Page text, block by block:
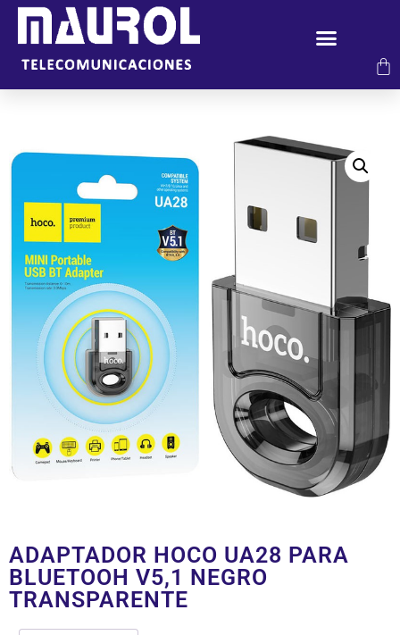
ADAPTADOR HOCO UA28 PARA
BLUETOOH V5,1 NEGRO
TRANSPARENTE